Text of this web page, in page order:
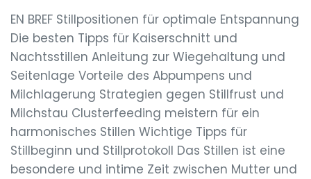
EN BREF Stillpositionen für optimale Entspannung
Die besten Tipps für Kaiserschnitt und
Nachtsstillen Anleitung zur Wiegehaltung und
Seitenlage Vorteile des Abpumpens und
Milchlagerung Strategien gegen Stillfrust und
Milchstau Clusterfeeding meistern für ein
harmonisches Stillen Wichtige Tipps für
Stillbeginn und Stillprotokoll Das Stillen ist eine
besondere und intime Zeit zwischen Mutter und